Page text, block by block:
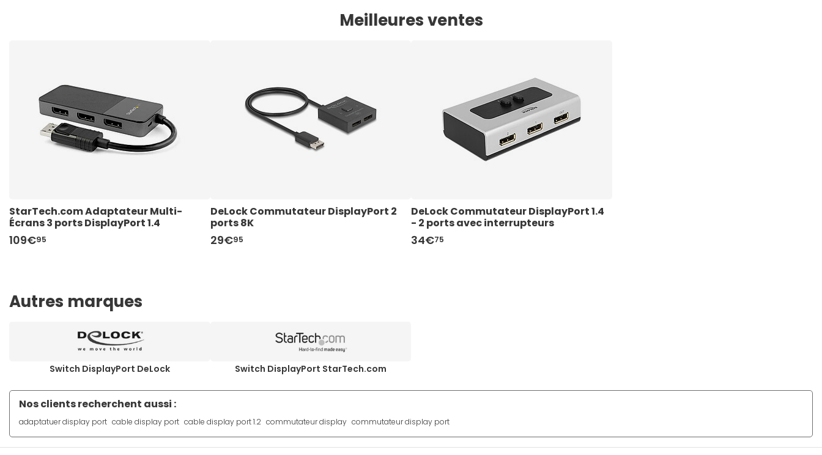
Meilleures ventes
StarTech.com Adaptateur Multi-
Écrans 3 ports DisplayPort 1.4
109€95
DeLock Commutateur DisplayPort 2
ports 8K
29€95
DeLock Commutateur DisplayPort 1.4
- 2 ports avec interrupteurs
34€75
Autres marques
Switch DisplayPort DeLock Switch DisplayPort StarTech.com
Nos clients recherchent aussi :
adaptatuer display port cable display port cable display port 1.2 commutateur display commutateur display port